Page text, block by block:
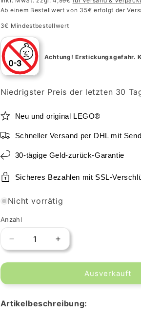
Ab einem Bestellwert von 35€ erfolgt der
3€ Mindestbestellwert
Achtung! Erstickungsgefahr.
Niedrigster Preis der letzten 30
Neu und original LEGO®
Schneller Versand per DHL mit
30-tägige Geld-zurück-Garantie
Sicheres Bezahlen mit SSL-
Nicht vorrätig
Anzahl
Verringere
die
Menge
LEGO®
Zauberer
Erhöhe
die
Menge
LEGO®
Zauberer
Ausverkauft
Artikelbeschreibung: